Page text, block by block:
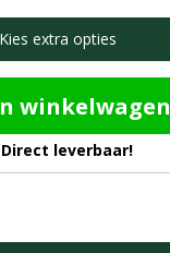
Kies extra opties
winkelwagen
Direct leverbaar!